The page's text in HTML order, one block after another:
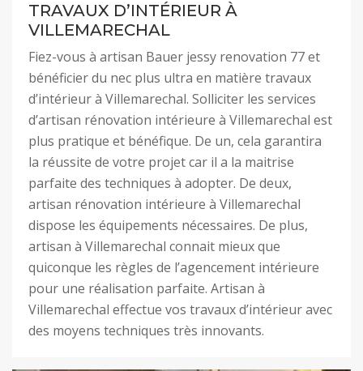
TRAVAUX D’INTÉRIEUR À
VILLEMARECHAL
Fiez-vous à artisan Bauer jessy renovation 77 et
bénéficier du nec plus ultra en matière travaux
d’intérieur à Villemarechal. Solliciter les services
d’artisan rénovation intérieure à Villemarechal est
plus pratique et bénéfique. De un, cela garantira
la réussite de votre projet car il a la maitrise
parfaite des techniques à adopter. De deux,
artisan rénovation intérieure à Villemarechal
dispose les équipements nécessaires. De plus,
artisan à Villemarechal connait mieux que
quiconque les règles de l’agencement intérieure
pour une réalisation parfaite. Artisan à
Villemarechal effectue vos travaux d’intérieur avec
des moyens techniques très innovants.